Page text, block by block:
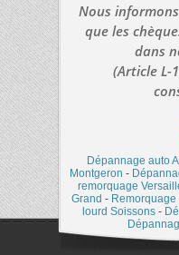
Nous
que les
dans
(Article L-
Dépannage auto
Montgeron -
remorquage
Grand - Remorquage
lourd Soissons-